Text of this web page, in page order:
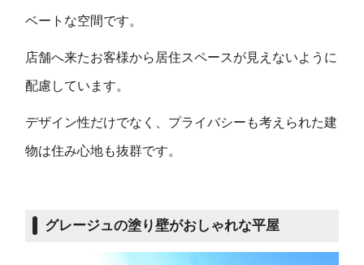
ベートな空間です。
店舗へ来たお客様から居住スペースが見えないように
配慮しています。
デザイン性だけでなく、プライバシーも考えられた建
物は住み心地も抜群です。
グレージュの塗り壁がおしゃれな平屋